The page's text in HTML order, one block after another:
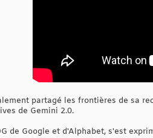
partagé les frontières de sa
de Gemini 2.0.
de Google et d'Alphabet, s'est